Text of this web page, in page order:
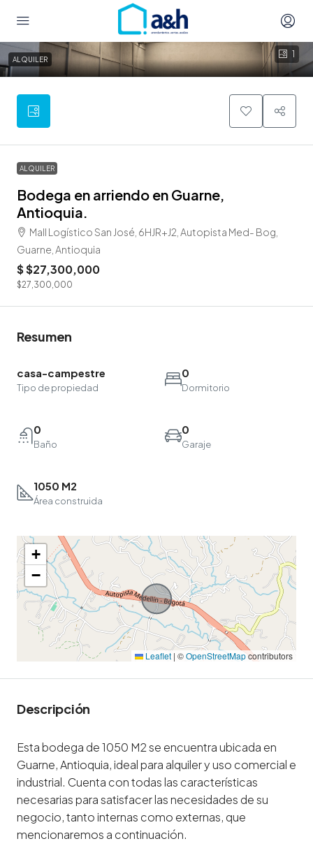
1
ALQUILER
ALQUILER
Bodega en arriendo en Guarne,
Antioquia.
Mall Logístico San José, 6HJR+J2, Autopista Med- Bog,
Guarne, Antioquia
$$27,300,000
$27,300,000
Resumen
casa-campestre
Tipo de propiedad
0
Dormitorio
0
Baño
0
Garaje
1050 M2
Área construida
+
−
Leaflet | ©OpenStreetMapcontributors
Descripción
Esta bodega de 1050 M2 se encuentra ubicada en
Guarne, Antioquia, ideal para alquiler y uso comercial e
industrial. Cuenta con todas las características
necesarias para satisfacer las necesidades de su
negocio, tanto internas como externas, que
mencionaremos a continuación.